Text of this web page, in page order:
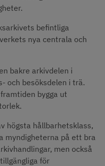
befintliga
nya centrala och
bakre arkivdelen i
och besöksdelen i trä.
bygga ut
högsta hållbarhetsklass,
myndigheterna på ett bra
men också
för